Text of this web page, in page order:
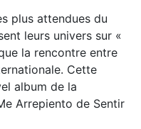
plus attendues du
leurs univers sur «
la rencontre entre
Cette
album de la
Arrepiento de Sentir